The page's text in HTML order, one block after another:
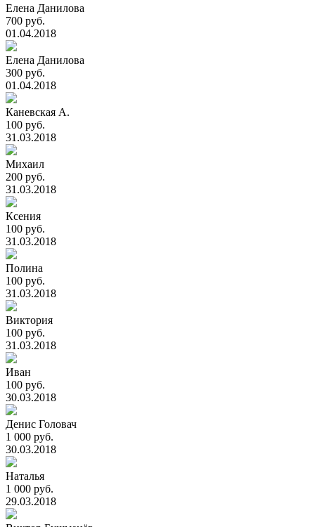
Елена Данилова
700 руб.
01.04.2018
Елена Данилова
300 руб.
01.04.2018
Каневская А.
100 руб.
31.03.2018
Михаил
200 руб.
31.03.2018
Ксения
100 руб.
31.03.2018
Полина
100 руб.
31.03.2018
Виктория
100 руб.
31.03.2018
Иван
100 руб.
30.03.2018
Денис Головач
1 000 руб.
30.03.2018
Наталья
1 000 руб.
29.03.2018